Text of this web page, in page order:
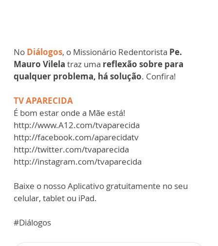
No Diálogos, o Missionário Redentorista Pe.
Mauro Vilela traz uma reflexão sobre para
qualquer problema, há solução. Confira!
TV APARECIDA
É bom estar onde a Mãe está!
http://www.A12.com/tvaparecida
http://facebook.com/aparecidatv
http://twitter.com/tvaparecida
http://instagram.com/tvaparecida
Baixe o nosso Aplicativo gratuitamente no seu
celular, tablet ou iPad.
#Diálogos